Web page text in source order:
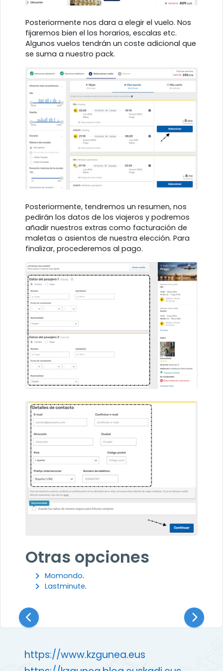
Posteriormente nos dara a elegir el vuelo. Nos
fijaremos bien el los horarios, escalas etc.
Algunos vuelos tendrán un coste adicional que
se suma a nuestro pack.
Posteriormente, tendremos un resumen, nos
pedirán los datos de los viajeros y podremos
añadir nuestros extras como facturación de
maletas o asientos de nuestra elección. Para
finalizar, procederemos al pago.
Otras opciones
Momondo.
Lastminute.
https://www.kzgunea.eus